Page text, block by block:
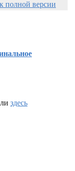
к полной версии
здесь